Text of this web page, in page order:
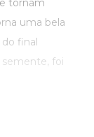
tornam
uma bela
final
foi